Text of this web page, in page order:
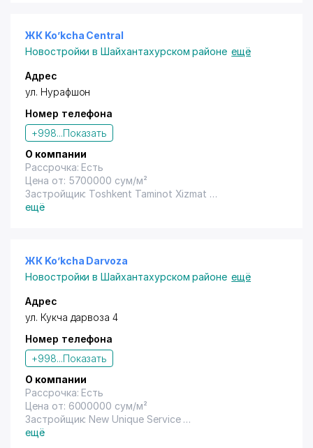
ЖК Ko’kcha Central
Новостройки в Шайхантахурском районе ещё
Адрес
ул. Нурафшон
Номер телефона
+998...Показать
О компании
Рассрочка: Есть
Цена от: 5700000 сум/м²
Застройщик: Toshkent Taminot Xizmat
Год сдачи: 2020
ещё
ЖК Ko’kcha Darvoza
Новостройки в Шайхантахурском районе ещё
Адрес
ул. Кукча дарвоза 4
Номер телефона
+998...Показать
О компании
Рассрочка: Есть
Цена от: 6000000 сум/м²
Застройщик: New Unique Service
Год сдачи: 2022
ещё